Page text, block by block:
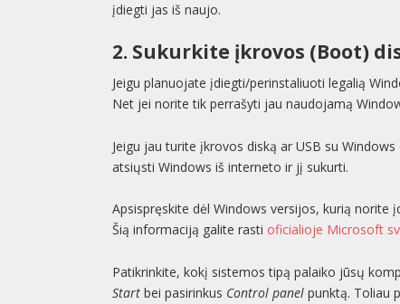
įdiegti jas iš naujo.
2. Sukurkite įkrovos (Boot)
Jeigu planuojate įdiegti/perinstaliuoti legalią
Net jei norite tik perrašyti jau naudojamą
Jeigu jau turite įkrovos diską ar USB su
atsiųsti Windows iš interneto ir jį sukurti.
Apsispręskite dėl Windows versijos, kurią
Šią informaciją galite rasti oficialioje Microsoft
Patikrinkite, kokį sistemos tipą palaiko jūsų
Start bei pasirinkus Control panel punktą. Toliau